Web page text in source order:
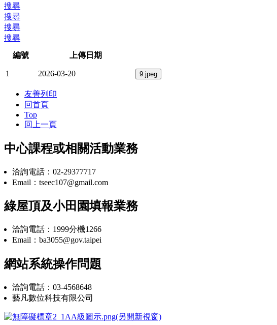
搜尋
搜尋
搜尋
搜尋
編號
上傳日期
1
2026-03-20
友善列印
回首頁
Top
回上一頁
中心課程或相關活動業務
洽詢電話：02-29377717
Email：tseec107@gmail.com
綠屋頂及小田園填報業務
洽詢電話：1999分機1266
Email：ba3055@gov.taipei
網站系統操作問題
洽詢電話：03-4568648
藝凡數位科技有限公司